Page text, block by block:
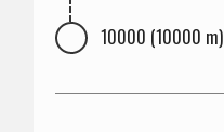
10000 (10000 m)